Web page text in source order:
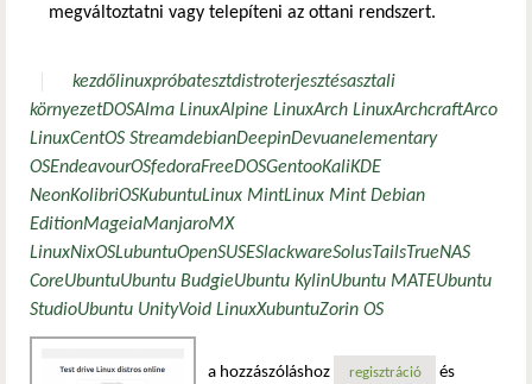
megváltoztatni vagy telepíteni az ottani rendszert.
kezdőlinuxpróbatesztdistroterjesztésasztali
környezetDOSAlma LinuxAlpine LinuxArch LinuxArchcraftArco
LinuxCentOS StreamdebianDeepinDevuanelementary
OSEndeavourOSfedoraFreeDOSGentooKaliKDE
NeonKolibriOSKubuntuLinux MintLinux Mint Debian
EditionMageiaManjaroMX
LinuxNixOSLubuntuOpenSUSESlackwareSolusTailsTrueNAS
CoreUbuntuUbuntu BudgieUbuntu KylinUbuntu MATEUbuntu
StudioUbuntu UnityVoid LinuxXubuntuZorin OS
a hozzászóláshoz regisztráció és